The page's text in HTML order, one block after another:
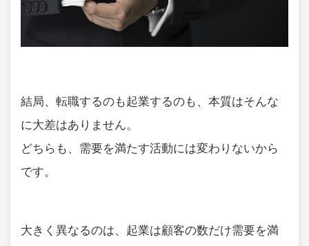
結局、転職するのも起業するのも、本質はそんな
に大差はありません。
どちらも、需要を満たす活動には変わりないから
です。
大きく異なるのは、起業は顧客の数だけ需要を満